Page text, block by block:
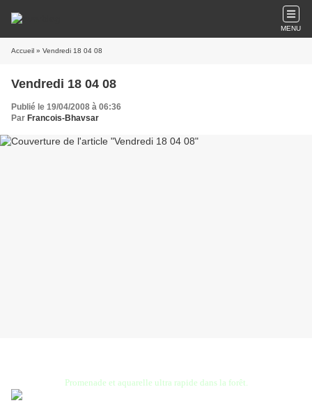
MENU
Accueil » Vendredi 18 04 08
Vendredi 18 04 08
Publié le 19/04/2008 à 06:36
Par Francois-Bhavsar
Promenade et aquarelle ultra rapide dans la forêt.